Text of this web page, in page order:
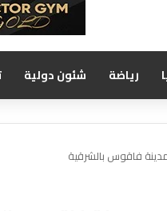
رياضة شئون دولية
فاقوس بالشرقية